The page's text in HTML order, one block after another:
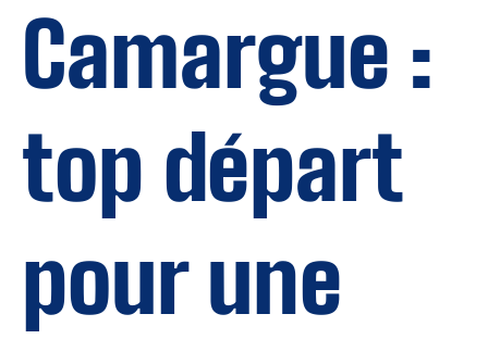
Camargue :
top départ
pour une